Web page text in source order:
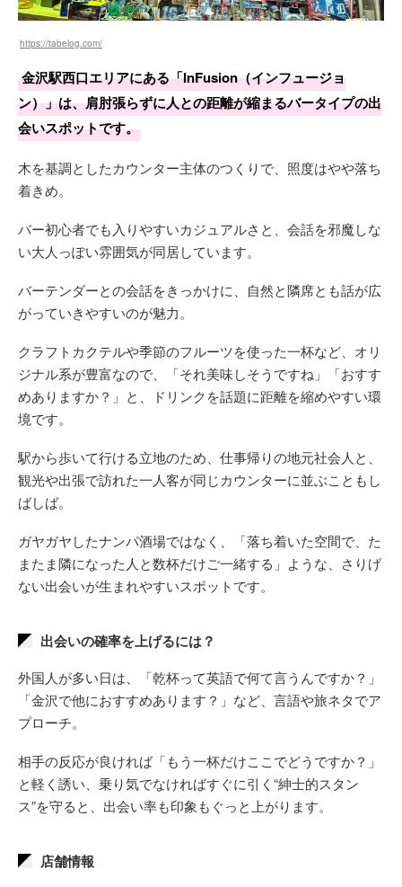
https://tabelog.com/
金沢駅西口エリアにある「InFusion（インフュージョ
ン）」は、肩肘張らずに人との距離が縮まるバータイプの出
会いスポットです。
木を基調としたカウンター主体のつくりで、照度はやや落ち
着きめ。
バー初心者でも入りやすいカジュアルさと、会話を邪魔しな
い大人っぽい雰囲気が同居しています。
バーテンダーとの会話をきっかけに、自然と隣席とも話が広
がっていきやすいのが魅力。
クラフトカクテルや季節のフルーツを使った一杯など、オリ
ジナル系が豊富なので、「それ美味しそうですね」「おすす
めありますか？」と、ドリンクを話題に距離を縮めやすい環
境です。
駅から歩いて行ける立地のため、仕事帰りの地元社会人と、
観光や出張で訪れた一人客が同じカウンターに並ぶこともし
ばしば。
ガヤガヤしたナンパ酒場ではなく、「落ち着いた空間で、た
またま隣になった人と数杯だけご一緒する」ような、さりげ
ない出会いが生まれやすいスポットです。
出会いの確率を上げるには？
外国人が多い日は、「乾杯って英語で何て言うんですか？」
「金沢で他におすすめあります？」など、言語や旅ネタでア
プローチ。
相手の反応が良ければ「もう一杯だけここでどうですか？」
と軽く誘い、乗り気でなければすぐに引く“紳士的スタン
ス”を守ると、出会い率も印象もぐっと上がります。
店舗情報